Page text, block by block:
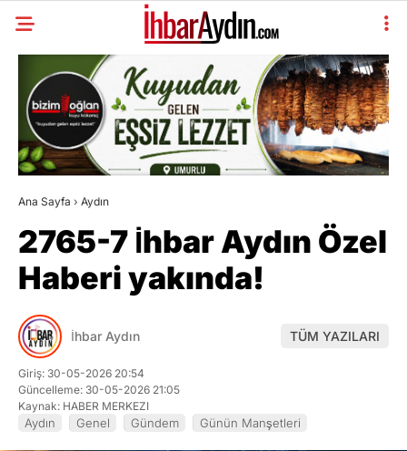
Ana Sayfa › Aydın
2765-7 İhbar Aydın Özel
Haberi yakında!
İhbar Aydın TÜM YAZILARI
Giriş: 30-05-2026 20:54
Güncelleme: 30-05-2026 21:05
Kaynak: HABER MERKEZI
Aydın Genel Gündem Günün Manşetleri